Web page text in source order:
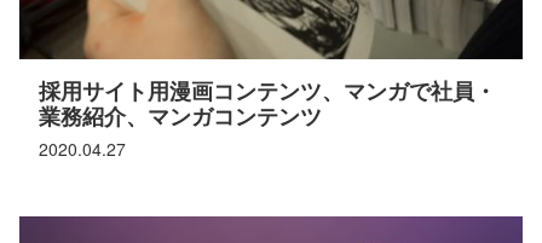
2020.04.27
採用サイト用漫画コンテンツ、マンガで社員・
業務紹介、マンガコンテンツ